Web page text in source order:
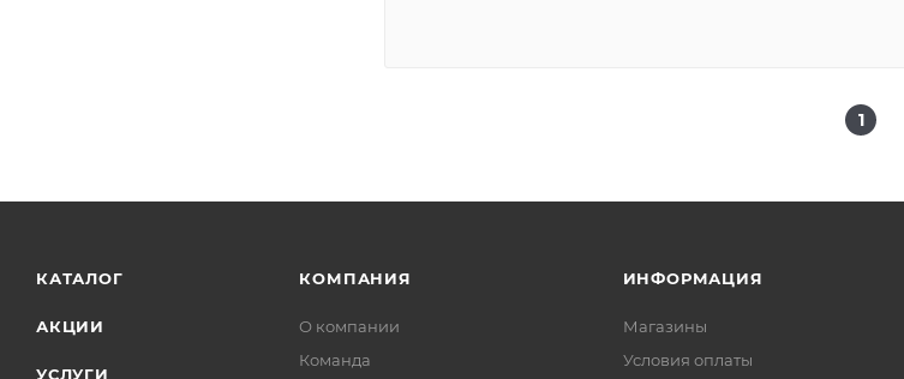
1
КАТАЛОГ
АКЦИИ
УСЛУГИ
КОМПАНИЯ
О компании
Команда
ИНФОРМАЦИЯ
Магазины
Условия оплаты